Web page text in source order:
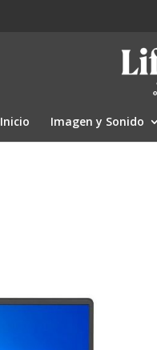
Inicio Imagen y Sonido